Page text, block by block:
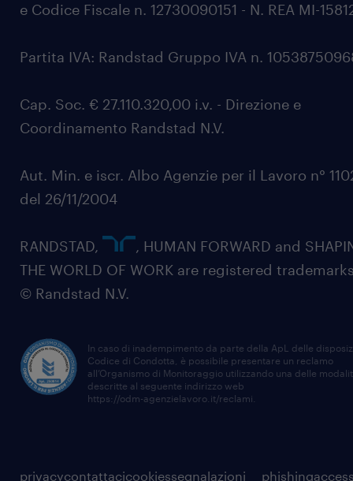
e Codice Fiscale n. 12730090151 - N. REA MI-
Partita IVA: Randstad Gruppo IVA n.
Cap. Soc. € 27.110.320,00 i.v. - Direzione e
Coordinamento Randstad N.V.
Aut. Min. e iscr. Albo Agenzie per il Lavoro n°
del 26/11/2004
RANDSTAD,
, HUMAN FORWARD and
THE WORLD OF WORK are registered
© Randstad N.V.
In caso di inadempimento da parte della ApL delle
Codice di Condotta, è possibile presentare un reclamo
all’Organismo di Monitoraggio utilizzando una delle
descritte al seguente indirizzo web
https://odm-agenzielavoro.it/reclami
privacycontattacicookiessegnalazioni
phishing